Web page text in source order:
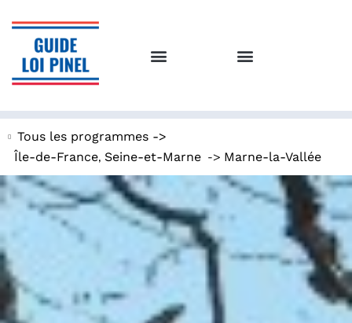
Tous les programmes ->
Île-de-France, Seine-et-Marne -> Marne-la-Vallée